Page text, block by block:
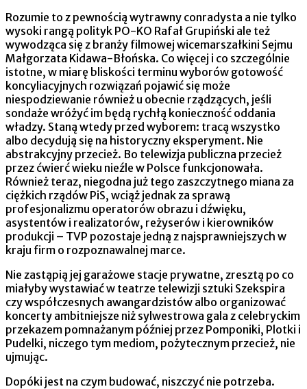
Rozumie to z pewnością wytrawny conradysta a nie tylko
wysoki rangą polityk PO-KO Rafał Grupiński ale też
wywodząca się z branży filmowej wicemarszałkini Sejmu
Małgorzata Kidawa-Błońska. Co więcej i co szczególnie
istotne, w miarę bliskości terminu wyborów gotowość
koncyliacyjnych rozwiązań pojawić się może
niespodziewanie również u obecnie rządzących, jeśli
sondaże wróżyć im będą rychłą konieczność oddania
władzy. Staną wtedy przed wyborem: tracą wszystko
albo decydują się na historyczny eksperyment. Nie
abstrakcyjny przecież. Bo telewizja publiczna przecież
przez ćwierć wieku nieźle w Polsce funkcjonowała.
Również teraz, niegodna już tego zaszczytnego miana za
ciężkich rządów PiS, wciąż jednak za sprawą
profesjonalizmu operatorów obrazu i dźwięku,
asystentów i realizatorów, reżyserów i kierowników
produkcji – TVP pozostaje jedną z najsprawniejszych w
kraju firm o rozpoznawalnej marce.
Nie zastąpią jej garażowe stacje prywatne, zresztą po co
miałyby wystawiać w teatrze telewizji sztuki Szekspira
czy współczesnych awangardzistów albo organizować
koncerty ambitniejsze niż sylwestrowa gala z celebryckim
przekazem pomnażanym później przez Pomponiki, Plotki i
Pudelki, niczego tym mediom, pożytecznym przecież, nie
ujmując.
Dopóki jest na czym budować, niszczyć nie potrzeba.